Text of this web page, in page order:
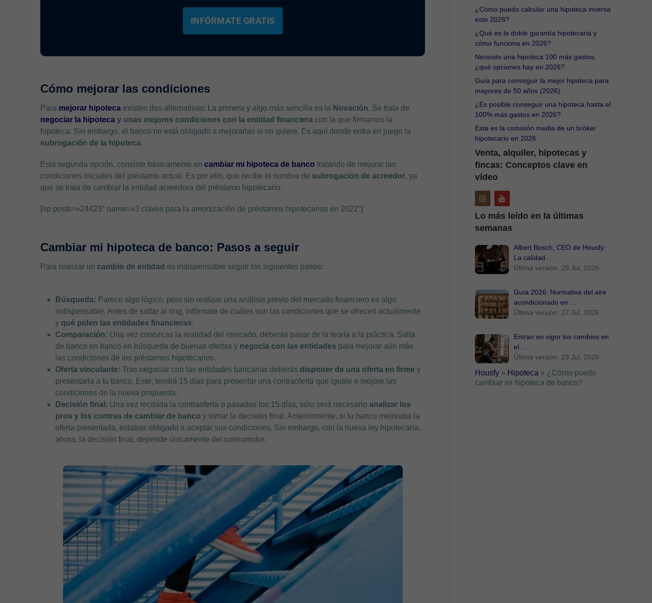
INFÓRMATE GRATIS
Cómo mejorar las condiciones
Para mejorar hipoteca existen dos alternativas: La primera y algo más sencilla es la Novación. Se trata de
negociar la hipoteca y unas mejores condiciones con la entidad financiera con la que firmamos la
hipoteca. Sin embargo, el banco no está obligado a mejorarlas si no quiere. Es aquí donde entra en juego la
subrogación de la hipoteca.
Esta segunda opción, consiste básicamente encambiar mi hipoteca de banco tratando de mejorar las
condiciones iniciales del préstamo actual. Es por ello, que recibe el nombre de subrogación de acreedor, ya
que se trata de cambiar la entidad acreedora del préstamo hipotecario.
[irp posts=»24423″ name=»3 claves para la amortización de préstamos hipotecarios en 2022″]
Cambiar mi hipoteca de banco: Pasos a seguir
Para realizar un cambio de entidad es indispensable seguir los siguientes pasos:
Búsqueda: Parece algo lógico, pero sin realizar una análisis previo del mercado financiero es algo
indispensable. Antes de saltar al ring, infórmate de cuáles son las condiciones que se ofrecen actualmente
yqué piden las entidades financieras.
Comparación: Una vez conozcas la realidad del mercado, deberás pasar de la teoría a la práctica. Salta
de banco en banco en búsqueda de buenas ofertas y negocia con las entidades para mejorar aún más
las condiciones de los préstamos hipotecarios.
Oferta vinculante: Tras negociar con las entidades bancarias deberás disponer de una oferta en firme y
presentarla a tu banco. Este, tendrá 15 días para presentar una contraoferta que iguale o mejore las
condiciones de la nueva propuesta.
Decisión final: Una vez recibida la contraoferta o pasados los 15 días, sólo será necesario analizar los
pros y los contras de cambiar de banco y tomar la decisión final. Anteriormente, si tu banco mejoraba la
oferta presentada, estabas obligado a aceptar sus condiciones. Sin embargo, con la nueva ley hipotecaria,
ahora, la decisión final, depende únicamente del consumidor.
¿Cómo puedo calcular una hipoteca inversa
este 2026?
¿Qué es la doble garantía hipotecaria y
cómo funciona en 2026?
Necesito una hipoteca 100 más gastos,
¿qué opciones hay en 2026?
Guía para conseguir la mejor hipoteca para
mayores de 50 años (2026)
¿Es posible conseguir una hipoteca hasta el
100% más gastos en 2026?
Esta es la comisión media de un bróker
hipotecario en 2026
Venta, alquiler, hipotecas y
fincas: Conceptos clave en
vídeo
Lo más leído en la últimas
semanas
Albert Bosch, CEO de Housfy:
La calidad …
Última versión: 29 Jul, 2026
Guía 2026: Normativa del aire
acondicionado en …
Última versión: 27 Jul, 2026
Entran en vigor los cambios en
el …
Última versión: 23 Jul, 2026
Housfy » Hipoteca » ¿Cómo puedo
cambiar mi hipoteca de banco?